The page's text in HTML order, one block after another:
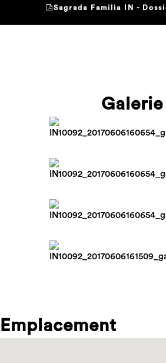
Sagrada Familia IN -
Galerie
Emplacement